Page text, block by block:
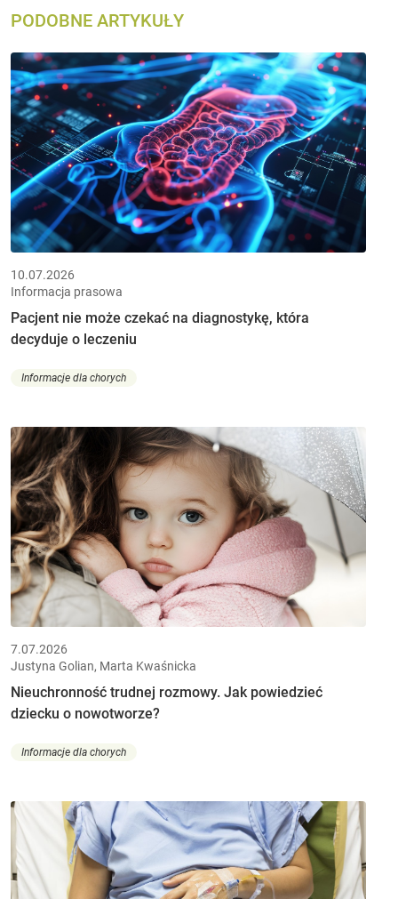
PODOBNE ARTYKUŁY
10.07.2026
Informacja prasowa
Pacjent nie może czekać na diagnostykę, która
decyduje o leczeniu
Informacje dla chorych
7.07.2026
Justyna Golian, Marta Kwaśnicka
Nieuchronność trudnej rozmowy. Jak powiedzieć
dziecku o nowotworze?
Informacje dla chorych